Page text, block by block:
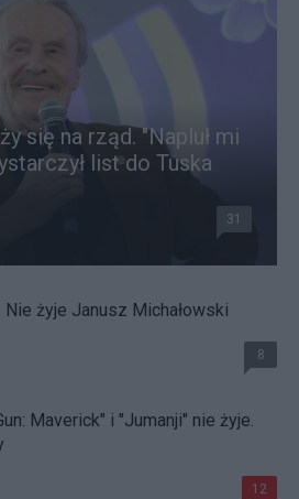
się na rząd. "Napluł mi
list do Tuska
31
Nie żyje Janusz Michałowski
8
Maverick" i "Jumanji" nie żyje.
12